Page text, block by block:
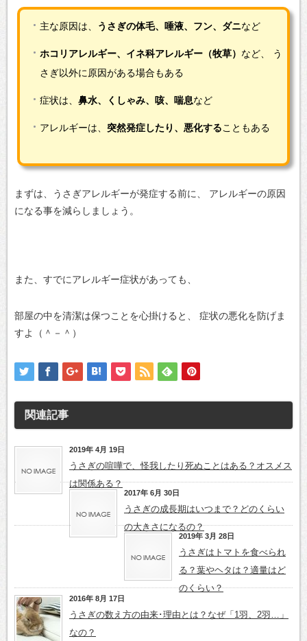
主な原因は、 うさぎの体毛、唾液、フン、ダニなど
ホコリアレルギー、イネ科アレルギー（牧草） など、
う
さぎ以外に原因がある場合もある
症状は、 鼻水、くしゃみ、咳、喘息など
アレルギーは、 突然発症したり、悪化することもある
まずは、うさぎアレルギーが発症する前に、
アレルギーの原因
になる事を減らしましょう。
また、すでにアレルギー症状があっても、
部屋の中を清潔は保つことを心掛けると、
症状の悪化を防げま
すよ（＾－＾）
関連記事
2019年 4月 19日
うさぎの喧嘩で、怪我したり死ぬことはある？オスメス
は関係ある？
2017年 6月 30日
うさぎの成長期はいつまで？どのくらい
の大きさになるの？
2019年 3月 28日
うさぎはトマトを食べられ
る？葉やヘタは？適量はど
のくらい？
2016年 8月 17日
うさぎの数え方の由来･理由とは？なぜ「1羽、2羽…」
なの？